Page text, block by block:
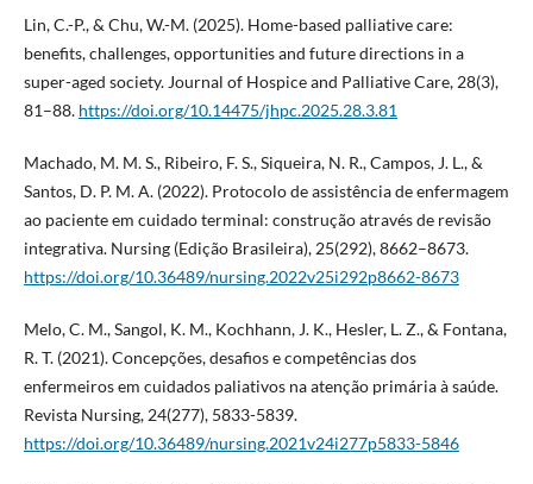
Lin, C.-P., & Chu, W.-M. (2025). Home-based palliative care:
benefits, challenges, opportunities and future directions in a
super-aged society. Journal of Hospice and Palliative Care, 28(3),
81–88. https://doi.org/10.14475/jhpc.2025.28.3.81
Machado, M. M. S., Ribeiro, F. S., Siqueira, N. R., Campos, J. L., &
Santos, D. P. M. A. (2022). Protocolo de assistência de enfermagem
ao paciente em cuidado terminal: construção através de revisão
integrativa. Nursing (Edição Brasileira), 25(292), 8662–8673.
https://doi.org/10.36489/nursing.2022v25i292p8662-8673
Melo, C. M., Sangol, K. M., Kochhann, J. K., Hesler, L. Z., & Fontana,
R. T. (2021). Concepções, desafios e competências dos
enfermeiros em cuidados paliativos na atenção primária à saúde.
Revista Nursing, 24(277), 5833-5839.
https://doi.org/10.36489/nursing.2021v24i277p5833-5846